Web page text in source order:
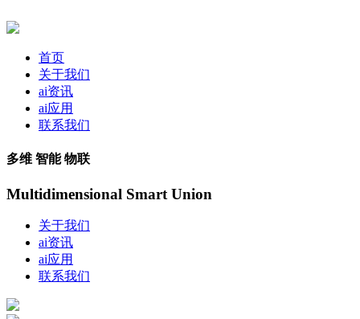
首页
关于我们
ai资讯
ai应用
联系我们
多维 智能 物联
Multidimensional Smart Union
关于我们
ai资讯
ai应用
联系我们